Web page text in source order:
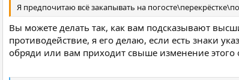
Я предпочитаю всё закапывать на
Вы можете делать так, как вам подсказывают
противодействие, я его делаю, если есть знаки
обряди или вам приходит свыше изменение этого